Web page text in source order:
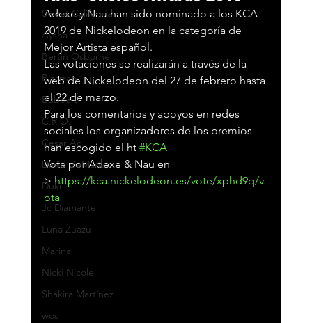
Sweet California
Aysha
Bertín Osborne
Bizarrap
Bubba J
C.R.O.
Cesar Ac
David DeMaría
Duki
Jc Diamante
Luna Zuazu
Marina
Nicki Nicole
Shakira Martínez
wos
Adexe y Nau han sido nominado a los KCA
2019 de Nickelodeon en la categoría de
Mejor Artista español.
Las votaciones se realizarán a través de la
web de Nickelodeon del 27 de febrero hasta
el 22 de marzo.
Para los comentarios y apoyos en redes
sociales los organizadores de los premios
han escogido el ht #KCA
Vota por Adexe & Nau en
> https://kca.nickelodeon.es/vote/xphd9q/v
ota